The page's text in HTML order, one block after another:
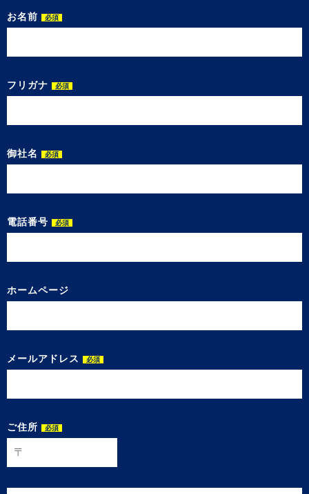
お名前 必須
フリガナ 必須
御社名 必須
電話番号 必須
ホームページ
メールアドレス 必須
ご住所 必須